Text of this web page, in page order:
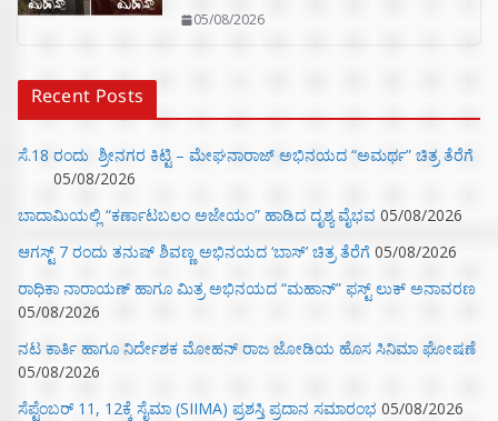
05/08/2026
Recent Posts
ಸೆ.18 ರಂದು ಶ್ರೀನಗರ ಕಿಟ್ಟಿ – ಮೇಘನಾರಾಜ್ ಅಭಿನಯದ “ಅಮರ್ಥ” ಚಿತ್ರ ತೆರೆಗೆ
05/08/2026
ಬಾದಾಮಿಯಲ್ಲಿ “ಕರ್ಣಾಟಬಲಂ ಅಜೇಯಂ” ಹಾಡಿದ ದೃಶ್ಯ ವೈಭವ 05/08/2026
ಆಗಸ್ಟ್ 7 ರಂದು ತನುಷ್ ಶಿವಣ್ಣ ಅಭಿನಯದ ‘ಬಾಸ್’ ಚಿತ್ರ ತೆರೆಗೆ 05/08/2026
ರಾಧಿಕಾ ನಾರಾಯಣ್ ಹಾಗೂ ಮಿತ್ರ ಅಭಿನಯದ “ಮಹಾನ್” ಫಸ್ಟ್ ಲುಕ್ ಅನಾವರಣ
05/08/2026
ನಟ ಕಾರ್ತಿ ಹಾಗೂ ನಿರ್ದೇಶಕ ಮೋಹನ್ ರಾಜ ಜೋಡಿಯ ಹೊಸ ಸಿನಿಮಾ ಘೋಷಣೆ
05/08/2026
ಸೆಪ್ಟೆಂಬರ್ 11, 12ಕ್ಕೆ ಸೈಮಾ (SIIMA) ಪ್ರಶಸ್ತಿ ಪ್ರದಾನ ಸಮಾರಂಭ 05/08/2026